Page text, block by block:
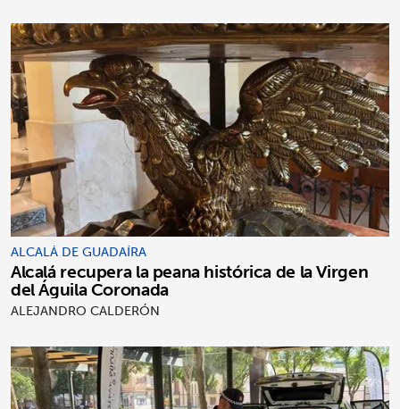
ALCALÁ DE GUADAÍRA
Alcalá recupera la peana histórica de la Virgen
del Águila Coronada
ALEJANDRO CALDERÓN